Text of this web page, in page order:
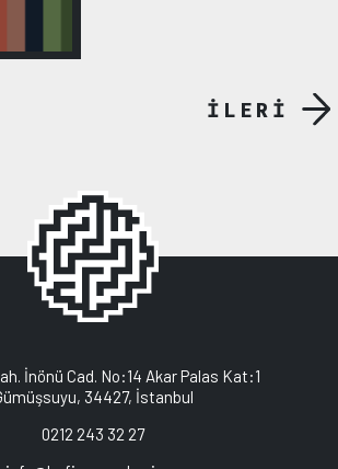
İLERİ
İnönü Cad. No:14 Akar Palas Kat:1
34427, İstanbul
0212 243 32 27